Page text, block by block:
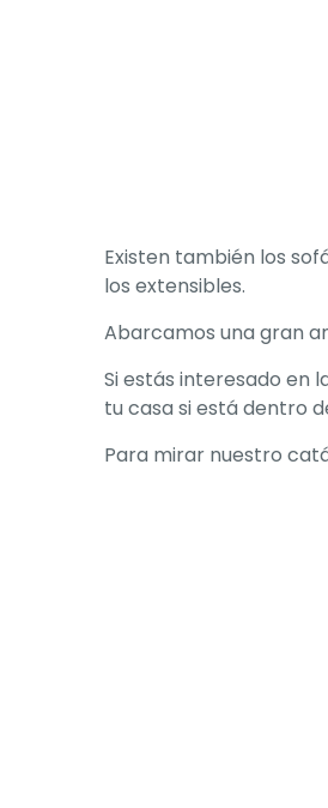
Existen también los
los extensibles.
Abarcamos una gran
Si estás interesado en
tu casa si está dentro
Para mirar nuestro